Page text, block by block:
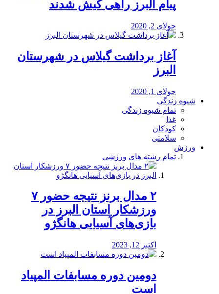
پیام البرز راهی کیش شدند
جولای 2, 2020
آغاز برداشت گیلاس در شهرستان
البرز
جولای 1, 2020
شیوه زندگی
تمام شیوه زندگی
غذا
کودکان
سلامتی
ورزش
تمام رشته های ورزشی
۲ مدال برنز نتیجه حضور ۷
ورزشکار استان البرز در
بازی‌های آسیایی هانگژو
اکتبر 12, 2023
دومین دوره مسابفات المپیاد
است